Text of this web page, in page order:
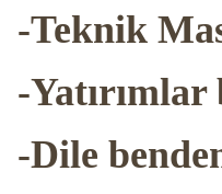
-Teknik
-Yatırımlar
-Dile